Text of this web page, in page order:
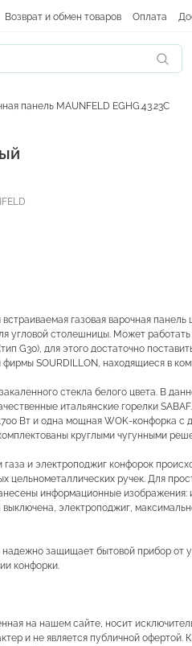
Возврат и обмен товаров Оплата
панель MAUNFELD EGHG.43.23C
встраиваемая газовая варочная
угловой столешницы. Может работать
G30), для этого достаточно
SOURDILLON, находящиеся в
стекла белого цвета. В
итальянские горелки
Вт и одна мощная WOK-конфорка с
круглыми чугунными
газа и электроподжиг конфорок
цельнометаллических ручек. Для
информационные изображения:
выключена, электроподжиг,
защищает бытовой прибор от
конфорки.
на нашем сайте, носит
и не является публичной офертой.